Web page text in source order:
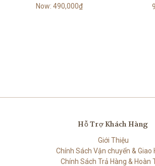
Now: 490,000₫
Hỗ Trợ Khách Hàng
Giới Thiệu
Chính Sách Vận chuyển & Giao
Chính Sách Trả Hàng & Hoàn